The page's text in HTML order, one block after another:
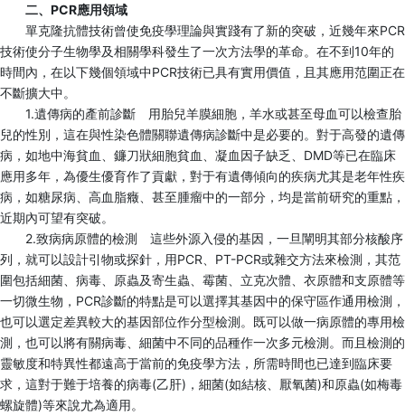
二、PCR應用領域
單克隆抗體技術曾使免疫學理論與實踐有了新的突破，近幾年來PCR
技術使分子生物學及相關學科發生了一次方法學的革命。在不到10年的
時間內，在以下幾個領域中PCR技術已具有實用價值，且其應用范圍正在
不斷擴大中。
1.遺傳病的產前診斷 用胎兒羊膜細胞，羊水或甚至母血可以檢查胎
兒的性別，這在與性染色體關聯遺傳病診斷中是必要的。對于高發的遺傳
病，如地中海貧血、鐮刀狀細胞貧血、凝血因子缺乏、DMD等已在臨床
應用多年，為優生優育作了貢獻，對于有遺傳傾向的疾病尤其是老年性疾
病，如糖尿病、高血脂癥、甚至腫瘤中的一部分，均是當前研究的重點，
近期內可望有突破。
2.致病病原體的檢測 這些外源入侵的基因，一旦闡明其部分核酸序
列，就可以設計引物或探針，用PCR、PT-PCR或雜交方法來檢測，其范
圍包括細菌、病毒、原蟲及寄生蟲、霉菌、立克次體、衣原體和支原體等
一切微生物，PCR診斷的特點是可以選擇其基因中的保守區作通用檢測，
也可以選定差異較大的基因部位作分型檢測。既可以做一病原體的專用檢
測，也可以將有關病毒、細菌中不同的品種作一次多元檢測。而且檢測的
靈敏度和特異性都遠高于當前的免疫學方法，所需時間也已達到臨床要
求，這對于難于培養的病毒(乙肝)，細菌(如結核、厭氧菌)和原蟲(如梅毒
螺旋體)等來說尤為適用。